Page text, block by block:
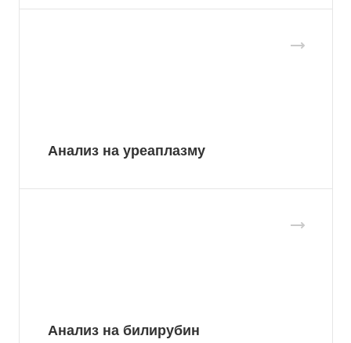
Анализ на уреаплазму
Анализ на билирубин